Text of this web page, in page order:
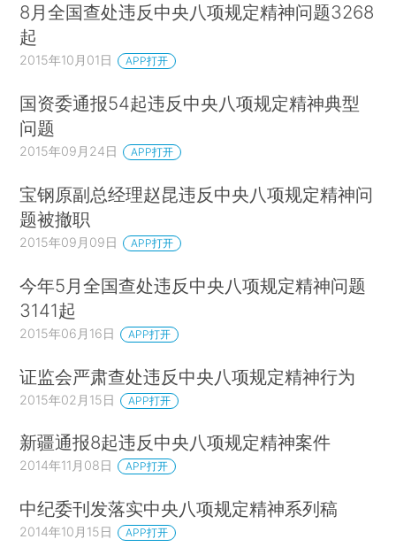
8月全国查处违反中央八项规定精神问题3268
起
2015年10月01日 APP打开
国资委通报54起违反中央八项规定精神典型
问题
2015年09月24日 APP打开
宝钢原副总经理赵昆违反中央八项规定精神问
题被撤职
2015年09月09日 APP打开
今年5月全国查处违反中央八项规定精神问题
3141起
2015年06月16日 APP打开
证监会严肃查处违反中央八项规定精神行为
2015年02月15日 APP打开
新疆通报8起违反中央八项规定精神案件
2014年11月08日 APP打开
中纪委刊发落实中央八项规定精神系列稿
2014年10月15日 APP打开